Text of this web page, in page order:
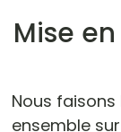
Mise
Nous faisons
ensemble